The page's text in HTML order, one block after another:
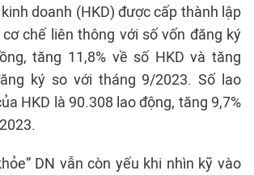
doanh (HKD) được cấp thành lập
chế liên thông với số vốn đăng ký
tăng 11,8% về số HKD và tăng
ký so với tháng 9/2023. Số lao
HKD là 90.308 lao động, tăng 9,7%
DN vẫn còn yếu khi nhìn kỹ vào